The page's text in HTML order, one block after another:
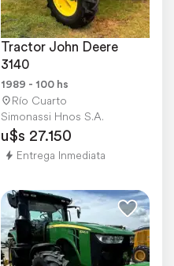
Tractor John Deere
3140
1989 - 100 hs
Río Cuarto
Simonassi Hnos S.A.
u$s 27.150
Entrega Inmediata